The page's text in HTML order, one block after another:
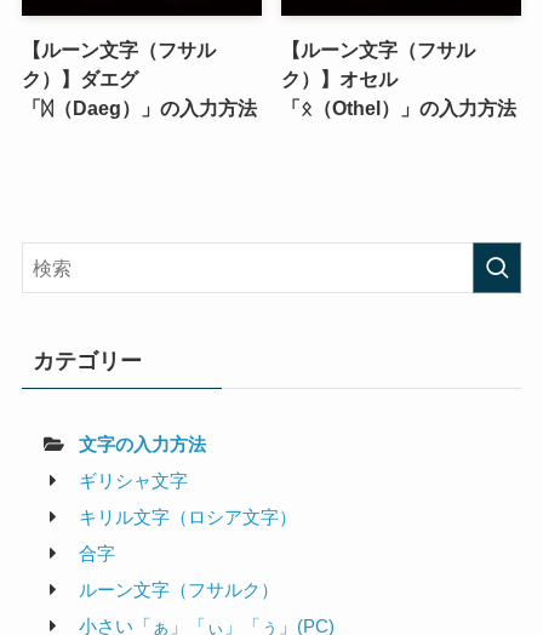
【ルーン文字（フサル
ク）】ダエグ
「ᛞ（Daeg）」の入力方法
【ルーン文字（フサル
ク）】オセル
「ᛟ（Othel）」の入力方法
カテゴリー
文字の入力方法
ギリシャ文字
キリル文字（ロシア文字）
合字
ルーン文字（フサルク）
小さい「ぁ」「ぃ」「ぅ」(PC)